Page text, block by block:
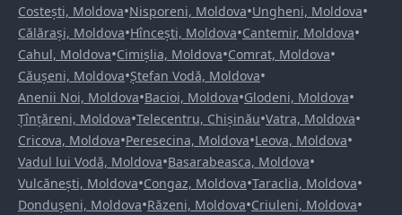
Costești, Moldova•Nisporeni, Moldova•Ungheni, Moldova•
Călărași, Moldova•Hîncești, Moldova•Cantemir, Moldova•
Cahul, Moldova•Cimișlia, Moldova•Comrat, Moldova•
Căușeni, Moldova•Ștefan Vodă, Moldova•
Anenii Noi, Moldova•Bacioi, Moldova•Glodeni, Moldova•
Țînțăreni, Moldova•Telecentru, Chișinău•Vatra, Moldova•
Cricova, Moldova•Peresecina, Moldova•Leova, Moldova•
Vadul lui Vodă, Moldova•Basarabeasca, Moldova•
Vulcănești, Moldova•Congaz, Moldova•Taraclia, Moldova•
Dondușeni, Moldova•Răzeni, Moldova•Criuleni, Moldova•